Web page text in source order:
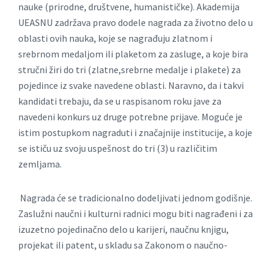
nauke (prirodne, društvene, humanističke). Akademija
UEASNU zadržava pravo dodele nagrada za životno delo u
oblasti ovih nauka, koje se nagrađuju zlatnom i
srebrnom medaljom ili plaketom za zasluge, a koje bira
stručni žiri do tri (zlatne,srebrne medalje i plakete) za
pojedince iz svake navedene oblasti. Naravno, da i takvi
kandidati trebaju, da se u raspisanom roku jave za
navedeni konkurs uz druge potrebne prijave. Moguće je
istim postupkom nagraduti i značajnije institucije, a koje
se ističu uz svoju uspešnost do tri (3) u različitim
zemljama.
Nagrada će se tradicionalno dodeljivati jednom godišnje.
Zaslužni naučni i kulturni radnici mogu biti nagrađeni i za
izuzetno pojedinačno delo u karijeri, naučnu knjigu,
projekat ili patent, u skladu sa Zakonom o naučno-